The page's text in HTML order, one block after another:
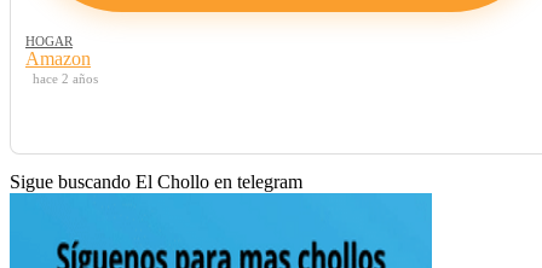
HOGAR
Amazon
hace 2 años
Sigue buscando El Chollo en telegram